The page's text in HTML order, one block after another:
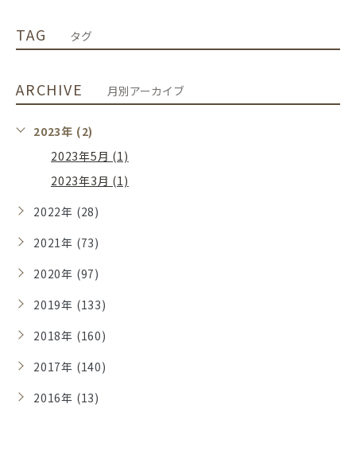
TAG タグ
ARCHIVE 月別アーカイブ
2023年 (2)
2023年5月 (1)
2023年3月 (1)
2022年 (28)
2021年 (73)
2020年 (97)
2019年 (133)
2018年 (160)
2017年 (140)
2016年 (13)